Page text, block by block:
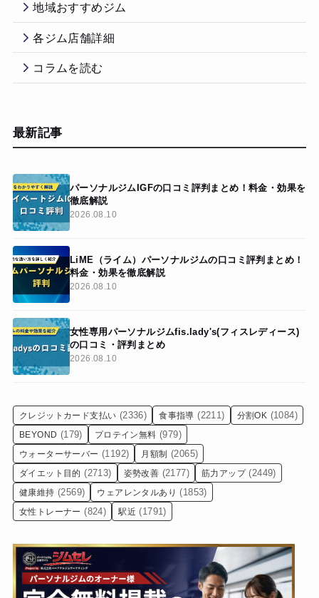
地域おすすめジム
各ジム店舗詳細
コラムを読む
最新記事
パーソナルジムIGFの口コミ評判まとめ！料金・効果を
徹底解説
2026.08.10
LiME（ライム）パーソナルジムの口コミ評判まとめ！
料金・効果を徹底解説
2026.08.10
女性専用パーソナルジムfis.lady's(フィスレディース)
の口コミ・評判まとめ
2026.08.10
クレジットカード支払い (2336) 食事指導 (2211) 分割OK (1084)
BEYOND (179) プロテイン無料 (979)
ウォーターサーバー (1192) 月額制 (2065)
ダイエット目的 (2713) 姿勢改善 (2177) 筋力アップ (2449)
健康維持 (2569) ウェアレンタルあり (1853)
女性トレーナー (824) 駅近 (1791)